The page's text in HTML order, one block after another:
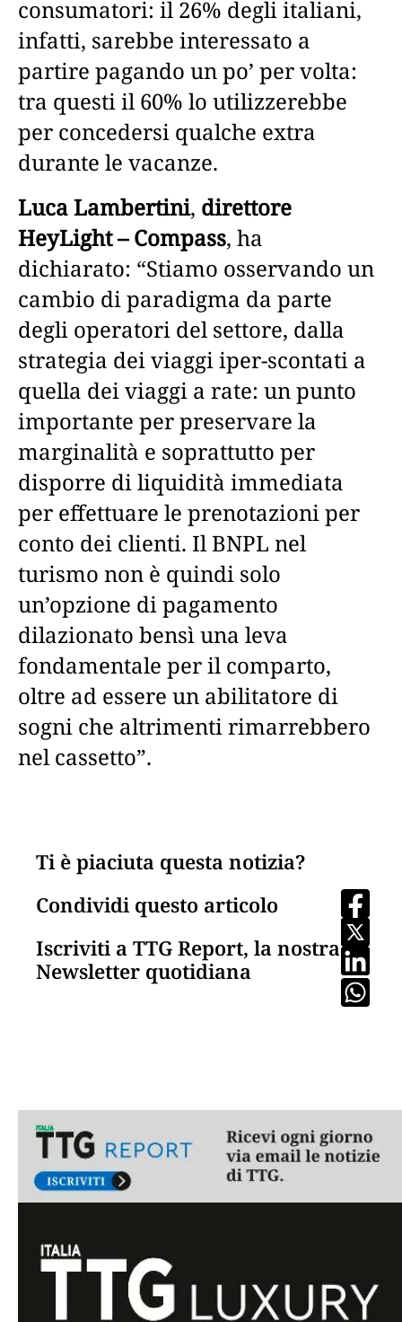
consumatori: il 26% degli italiani,
infatti, sarebbe interessato a
partire pagando un po’ per volta:
tra questi il 60% lo utilizzerebbe
per concedersi qualche extra
durante le vacanze.
Luca Lambertini, direttore
HeyLight – Compass, ha
dichiarato: “Stiamo osservando un
cambio di paradigma da parte
degli operatori del settore, dalla
strategia dei viaggi iper-scontati a
quella dei viaggi a rate: un punto
importante per preservare la
marginalità e soprattutto per
disporre di liquidità immediata
per effettuare le prenotazioni per
conto dei clienti. Il BNPL nel
turismo non è quindi solo
un’opzione di pagamento
dilazionato bensì una leva
fondamentale per il comparto,
oltre ad essere un abilitatore di
sogni che altrimenti rimarrebbero
nel cassetto”.
Ti è piaciuta questa notizia?
Condividi questo articolo
Iscriviti a TTG Report, la nostra
Newsletter quotidiana